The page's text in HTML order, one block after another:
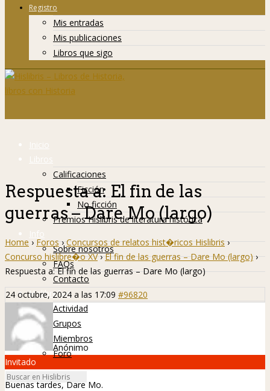
Registro
Mis entradas
Mis publicaciones
Libros que sigo
Inicio
Libros
Calificaciones
Ficción
No ficción
Premios Hislibris de literatura histórica
Info
Sobre nosotros
FAQs
Contacto
Hislibreños
Actividad
Grupos
Miembros
Foro
Respuesta a: El fin de las
guerras – Dare Mo (largo)
Home › Foros › Concursos de relatos hist�ricos Hislibris ›
Concurso hislibre�o XV › El fin de las guerras – Dare Mo (largo) ›
Respuesta a: El fin de las guerras – Dare Mo (largo)
24 octubre, 2024 a las 17:09 #96820
Anónimo
Invitado
Buenas tardes, Dare Mo.